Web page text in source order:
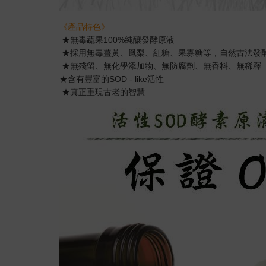
《產品特色》
★無毒蔬果100%純釀發酵原液
★採用無毒薑黃、鳳梨、紅糖、果寡糖等，自然古法發
★無殘留、無化學添加物、無防腐劑、無香料、無稀釋
★含有豐富的SOD - like活性
★真正重現古老的智慧